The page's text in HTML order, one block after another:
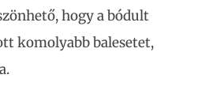
hogy a bódult
komolyabb balesetet,